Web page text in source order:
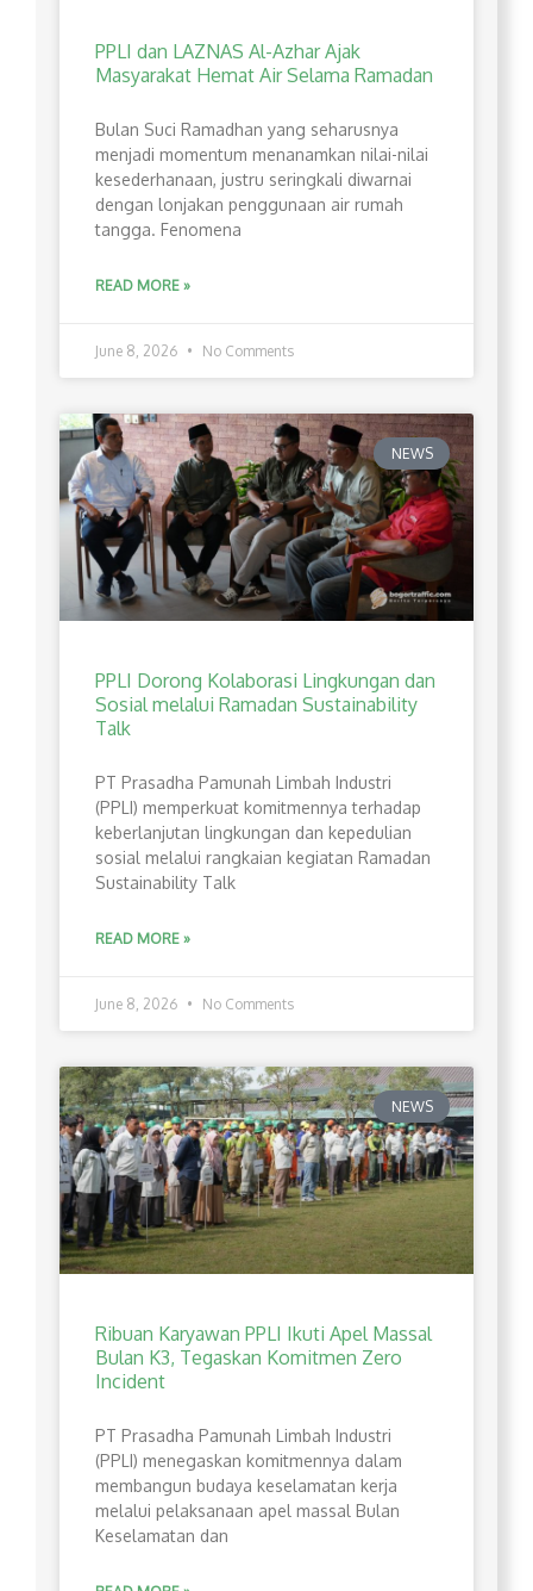
PPLI dan LAZNAS Al-Azhar Ajak
Masyarakat Hemat Air Selama Ramadan
Bulan Suci Ramadhan yang seharusnya
menjadi momentum menanamkan nilai-nilai
kesederhanaan, justru seringkali diwarnai
dengan lonjakan penggunaan air rumah
tangga. Fenomena
READ MORE »
June 8, 2026 No Comments
NEWS
PPLI Dorong Kolaborasi Lingkungan dan
Sosial melalui Ramadan Sustainability
Talk
PT Prasadha Pamunah Limbah Industri
(PPLI) memperkuat komitmennya terhadap
keberlanjutan lingkungan dan kepedulian
sosial melalui rangkaian kegiatan Ramadan
Sustainability Talk
READ MORE »
June 8, 2026 No Comments
NEWS
Ribuan Karyawan PPLI Ikuti Apel Massal
Bulan K3, Tegaskan Komitmen Zero
Incident
PT Prasadha Pamunah Limbah Industri
(PPLI) menegaskan komitmennya dalam
membangun budaya keselamatan kerja
melalui pelaksanaan apel massal Bulan
Keselamatan dan